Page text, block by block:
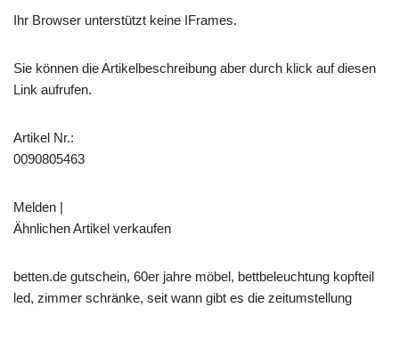
Ihr Browser unterstützt keine IFrames.
Sie können die Artikelbeschreibung aber durch klick auf diesen
Link aufrufen.
Artikel Nr.:
0090805463
Melden |
Ähnlichen Artikel verkaufen
betten.de gutschein, 60er jahre möbel, bettbeleuchtung kopfteil
led, zimmer schränke, seit wann gibt es die zeitumstellung